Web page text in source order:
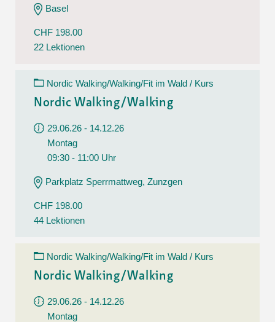
Basel
CHF 198.00
22 Lektionen
Nordic Walking/Walking/Fit im Wald / Kurs
Nordic Walking/Walking
29.06.26 - 14.12.26
Montag
09:30 - 11:00 Uhr
Parkplatz Sperrmattweg, Zunzgen
CHF 198.00
44 Lektionen
Nordic Walking/Walking/Fit im Wald / Kurs
Nordic Walking/Walking
29.06.26 - 14.12.26
Montag